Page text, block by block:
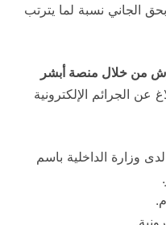
الجاني نسبة لما يترتب
من خلال منصة أبشر
عن الجرائم الإلكترونية
لدى وزارة الداخلية باسم